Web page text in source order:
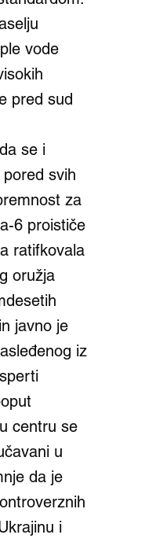
vode
pred sud
se i
svih
za
6 proističe
ratifkovala
oružja
javno je
iz
centru se
u
da je
i